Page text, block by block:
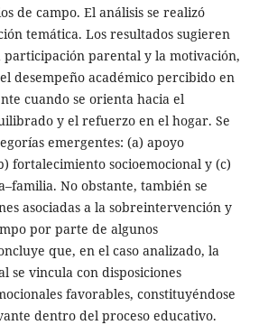
de campo. El análisis se realizó
temática. Los resultados sugieren
parental y la motivación,
desempeño académico percibido en
cuando se orienta hacia el
y el refuerzo en el hogar. Se
emergentes: (a) apoyo
fortalecimiento socioemocional y (c)
No obstante, también se
asociadas a la sobreintervención y
por parte de algunos
que, en el caso analizado, la
se vincula con disposiciones
favorables, constituyéndose
dentro del proceso educativo.